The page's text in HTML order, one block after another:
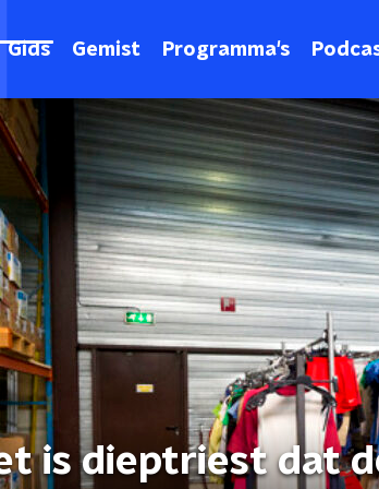
Gids Gemist Programma's
is dieptriest dat